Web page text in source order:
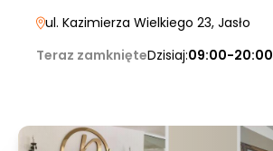
ul. Kazimierza Wielkiego 23, Jasło
Teraz zamknięteDzisiaj:09:00-20:00